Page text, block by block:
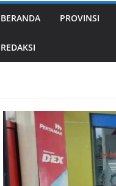
BERANDA PROVINSI
REDAKSI